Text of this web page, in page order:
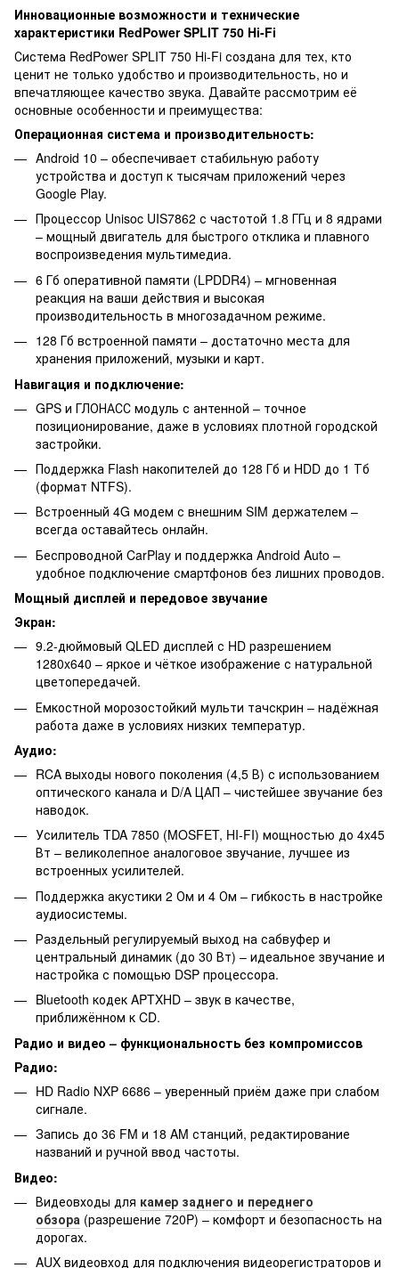
Инновационные возможности и технические
характеристики RedPower SPLIT 750 Hi-Fi
Система RedPower SPLIT 750 Hi-Fi создана для тех, кто
ценит не только удобство и производительность, но и
впечатляющее качество звука. Давайте рассмотрим её
основные особенности и преимущества:
Операционная система и производительность:
Android 10 – обеспечивает стабильную работу
устройства и доступ к тысячам приложений через
Google Play.
Процессор Unisoc UIS7862 с частотой 1.8 ГГц и 8 ядрами
– мощный двигатель для быстрого отклика и плавного
воспроизведения мультимедиа.
6 Гб оперативной памяти (LPDDR4) – мгновенная
реакция на ваши действия и высокая
производительность в многозадачном режиме.
128 Гб встроенной памяти – достаточно места для
хранения приложений, музыки и карт.
Навигация и подключение:
GPS и ГЛОНАСС модуль с антенной – точное
позиционирование, даже в условиях плотной городской
застройки.
Поддержка Flash накопителей до 128 Гб и HDD до 1 Тб
(формат NTFS).
Встроенный 4G модем с внешним SIM держателем –
всегда оставайтесь онлайн.
Беспроводной CarPlay и поддержка Android Auto –
удобное подключение смартфонов без лишних проводов.
Мощный дисплей и передовое звучание
Экран:
9.2-дюймовый QLED дисплей с HD разрешением
1280x640 – яркое и чёткое изображение с натуральной
цветопередачей.
Емкостной морозостойкий мульти тачскрин – надёжная
работа даже в условиях низких температур.
Аудио:
RCA выходы нового поколения (4,5 В) с использованием
оптического канала и D/A ЦАП – чистейшее звучание без
наводок.
Усилитель TDA 7850 (MOSFET, HI-FI) мощностью до 4x45
Вт – великолепное аналоговое звучание, лучшее из
встроенных усилителей.
Поддержка акустики 2 Ом и 4 Ом – гибкость в настройке
аудиосистемы.
Раздельный регулируемый выход на сабвуфер и
центральный динамик (до 30 Вт) – идеальное звучание и
настройка с помощью DSP процессора.
Bluetooth кодек APTXHD – звук в качестве,
приближённом к CD.
Радио и видео – функциональность без компромиссов
Радио:
HD Radio NXP 6686 – уверенный приём даже при слабом
сигнале.
Запись до 36 FM и 18 AM станций, редактирование
названий и ручной ввод частоты.
Видео:
Видеовходы для камер заднего и переднего
обзора (разрешение 720P) – комфорт и безопасность на
дорогах.
AUX видеовход для подключения видеорегистраторов и